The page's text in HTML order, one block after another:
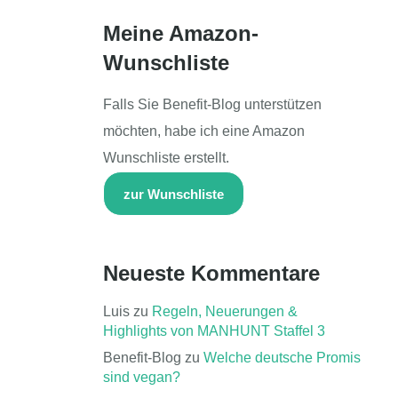
Meine Amazon-
Wunschliste
Falls Sie Benefit-Blog unterstützen
möchten, habe ich eine Amazon
Wunschliste erstellt.
zur Wunschliste
Neueste Kommentare
Luis zu Regeln, Neuerungen &
Highlights von MANHUNT Staffel 3
Benefit-Blog zu Welche deutsche Promis
sind vegan?